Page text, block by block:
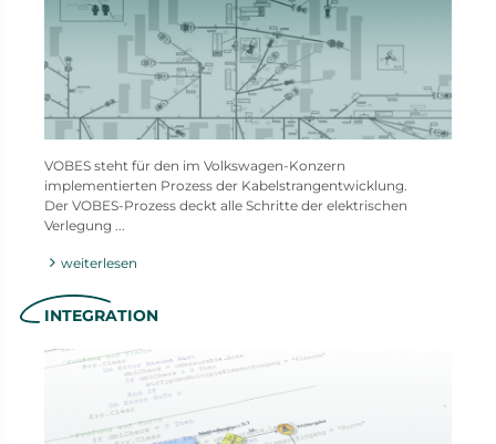
VOBES steht für den im Volkswagen-Konzern
implementierten Prozess der Kabelstrangentwicklung.
Der VOBES-Prozess deckt alle Schritte der elektrischen
Verlegung ...
weiterlesen
INTEGRATION